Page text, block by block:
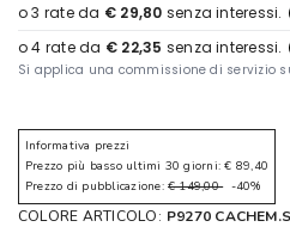
Informativa prezzi
Prezzo più basso ultimi 30 giorni: € 89,40
Prezzo di pubblicazione: € 149,00-40%
COLORE ARTICOLO: P9270